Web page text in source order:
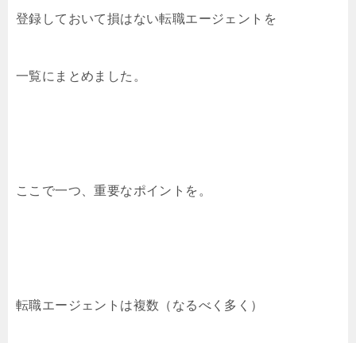
登録しておいて損はない転職エージェントを
一覧にまとめました。
ここで一つ、重要なポイントを。
転職エージェントは複数（なるべく多く）